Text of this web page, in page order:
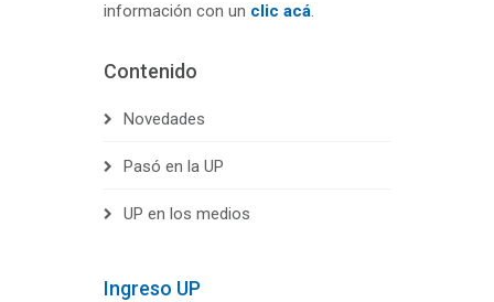
información con un clic acá.
Contenido
Novedades
Pasó en la UP
UP en los medios
Ingreso UP